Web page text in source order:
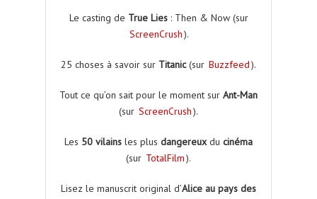
Le casting de True Lies: Then & Now (sur
ScreenCrush).
25 choses à savoir sur Titanic(sur Buzzfeed).
Tout ce qu’on sait pour le moment sur Ant-Man
(sur ScreenCrush).
Les 50 vilains les plus dangereuxdu cinéma
(sur TotalFilm).
Lisez le manuscrit original d’Alice au pays des